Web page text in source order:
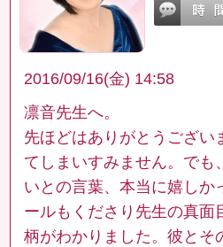
2016/09/16(金) 14:58
凛音先生へ。
先ほどはありがとうござい
てしまいすみません。でも
いとの言葉、本当に嬉しか
ールもくださり先生の真面
柄がわかりました。彼とそ